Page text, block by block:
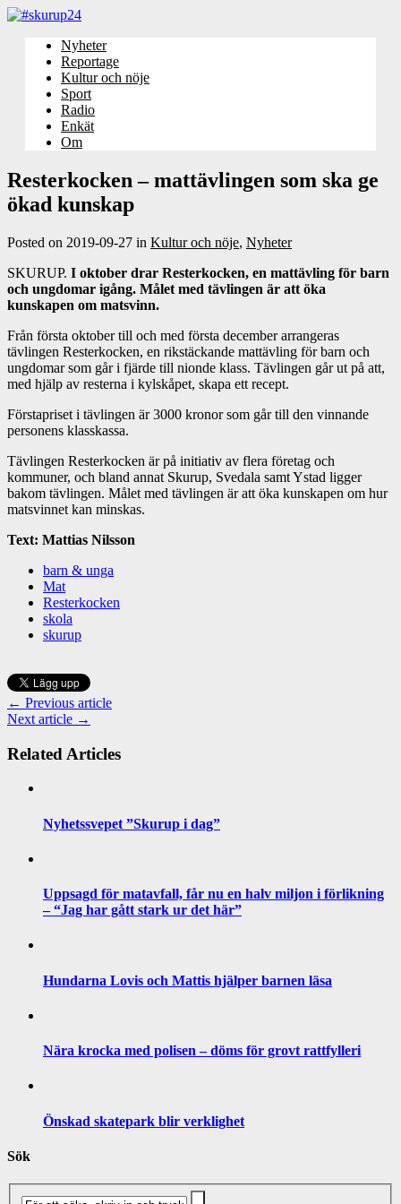
Nyheter
Reportage
Kultur och nöje
Sport
Radio
Enkät
Om
Resterkocken – mattävlingen som ska ge
ökad kunskap
Posted on 2019-09-27 in Kultur och nöje, Nyheter
SKURUP. I oktober drar Resterkocken, en mattävling för barn
och ungdomar igång. Målet med tävlingen är att öka
kunskapen om matsvinn.
Från första oktober till och med första december arrangeras
tävlingen Resterkocken, en rikstäckande mattävling för barn och
ungdomar som går i fjärde till nionde klass. Tävlingen går ut på att,
med hjälp av resterna i kylskåpet, skapa ett recept.
Förstapriset i tävlingen är 3000 kronor som går till den vinnande
personens klasskassa.
Tävlingen Resterkocken är på initiativ av flera företag och
kommuner, och bland annat Skurup, Svedala samt Ystad ligger
bakom tävlingen. Målet med tävlingen är att öka kunskapen om hur
matsvinnet kan minskas.
Text: Mattias Nilsson
barn & unga
Mat
Resterkocken
skola
skurup
← Previous article
Next article →
Related Articles
Nyhetssvepet ”Skurup i dag”
Uppsagd för matavfall, får nu en halv miljon i förlikning
– “Jag har gått stark ur det här”
Hundarna Lovis och Mattis hjälper barnen läsa
Nära krocka med polisen – döms för grovt rattfylleri
Önskad skatepark blir verklighet
Sök